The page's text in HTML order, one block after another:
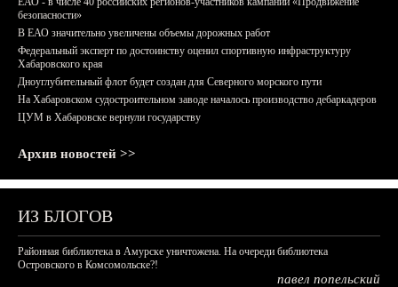
безопасности»
В ЕАО значительно увеличены объемы дорожных работ
Федеральный эксперт по достоинству оценил спортивную инфраструктуру
Хабаровского края
Дноуглубительный флот будет создан для Северного морского пути
На Хабаровском судостроительном заводе началось производство дебаркадеров
ЦУМ в Хабаровске вернули государству
Архив новостей >>
ИЗ БЛОГОВ
Районная библиотека в Амурске уничтожена. На очереди библиотека
Островского в Комсомольске?!
павел попельский